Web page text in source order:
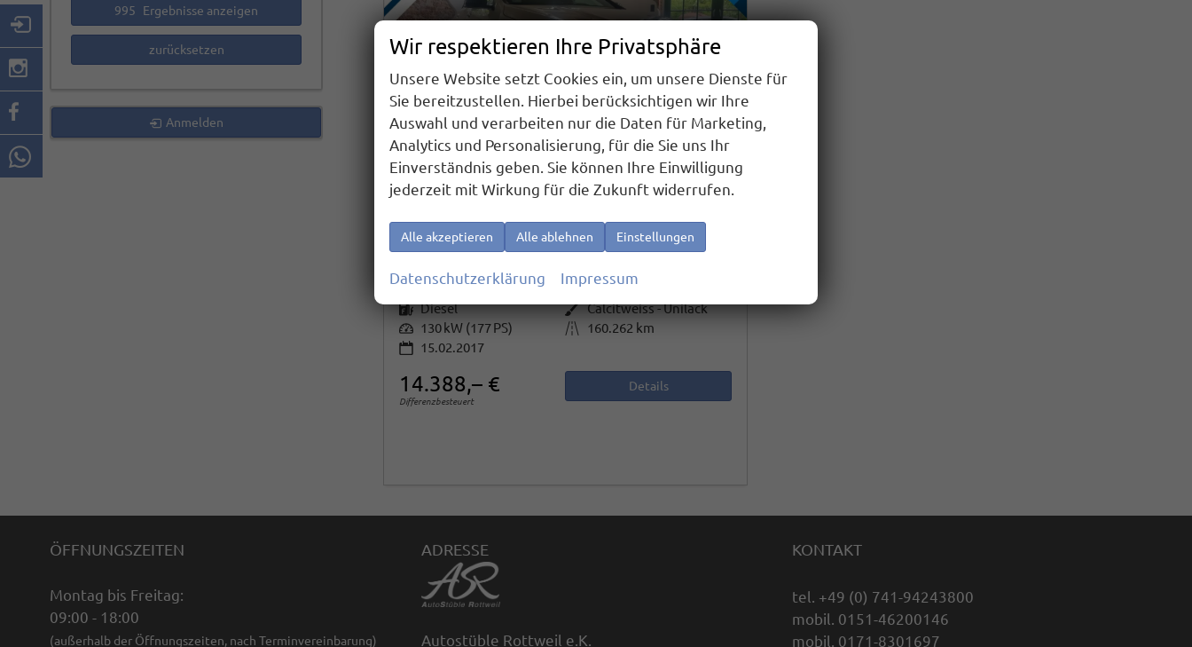
SB 220 CDI d AMG Line PANORAMA LED KAMERA
sofort lieferbar
Fahrzeugnr.26113 GetriebeAutom. 7-Gang
KraftstoffDiesel AußenfarbeCalcitweiss - Unilack
Leistung 130 kW (177 PS) Kilometerstand
160.262 km
15.02.2017
14.388,– €
Differenzbesteuert
Details
995 Ergebnisse anzeigen
zurücksetzen
Anmelden
ÖFFNUNGSZEITEN
Montag bis Freitag:
09:00 - 18:00
(außerhalb der Öffnungszeiten, nach Terminvereinbarung)
ADRESSE
Autostüble Rottweil e.K.
KONTAKT
tel. +49 (0) 741-94243800
mobil. 0151-46200146
mobil. 0171-8301697
Wir respektieren Ihre Privatsphäre
Unsere Website setzt Cookies ein, um unsere Dienste für
Sie bereitzustellen. Hierbei berücksichtigen wir Ihre
Auswahl und verarbeiten nur die Daten für Marketing,
Analytics und Personalisierung, für die Sie uns Ihr
Einverständnis geben. Sie können Ihre Einwilligung
jederzeit mit Wirkung für die Zukunft widerrufen.
Alle akzeptieren Alle ablehnen Einstellungen
Datenschutzerklärung Impressum